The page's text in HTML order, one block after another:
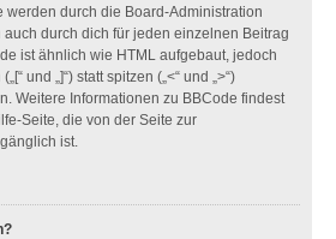
werden durch die Board-Administration
durch dich für jeden einzelnen Beitrag
ist ähnlich wie HTML aufgebaut, jedoch
und „]“) statt spitzen („<“ und „>“)
Weitere Informationen zu BBCode findest
Seite, die von der Seite zur
ist.